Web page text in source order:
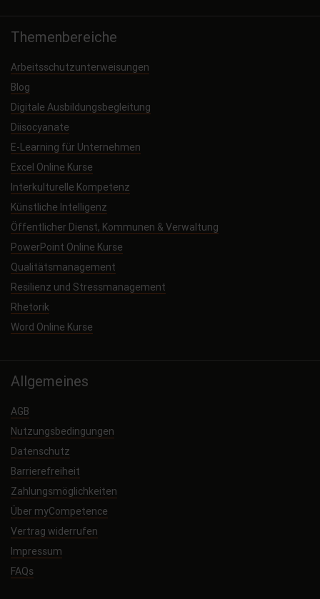
Themenbereiche
Arbeitsschutzunterweisungen
Blog
Digitale Ausbildungsbegleitung
Diisocyanate
E-Learning für Unternehmen
Excel Online Kurse
Interkulturelle Kompetenz
Künstliche Intelligenz
Öffentlicher Dienst, Kommunen & Verwaltung
PowerPoint Online Kurse
Qualitätsmanagement
Resilienz und Stressmanagement
Rhetorik
Word Online Kurse
Allgemeines
AGB
Nutzungsbedingungen
Datenschutz
Barrierefreiheit
Zahlungsmöglichkeiten
Über myCompetence
Vertrag widerrufen
Impressum
FAQs